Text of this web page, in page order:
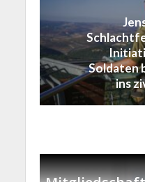
Soldaten
ins